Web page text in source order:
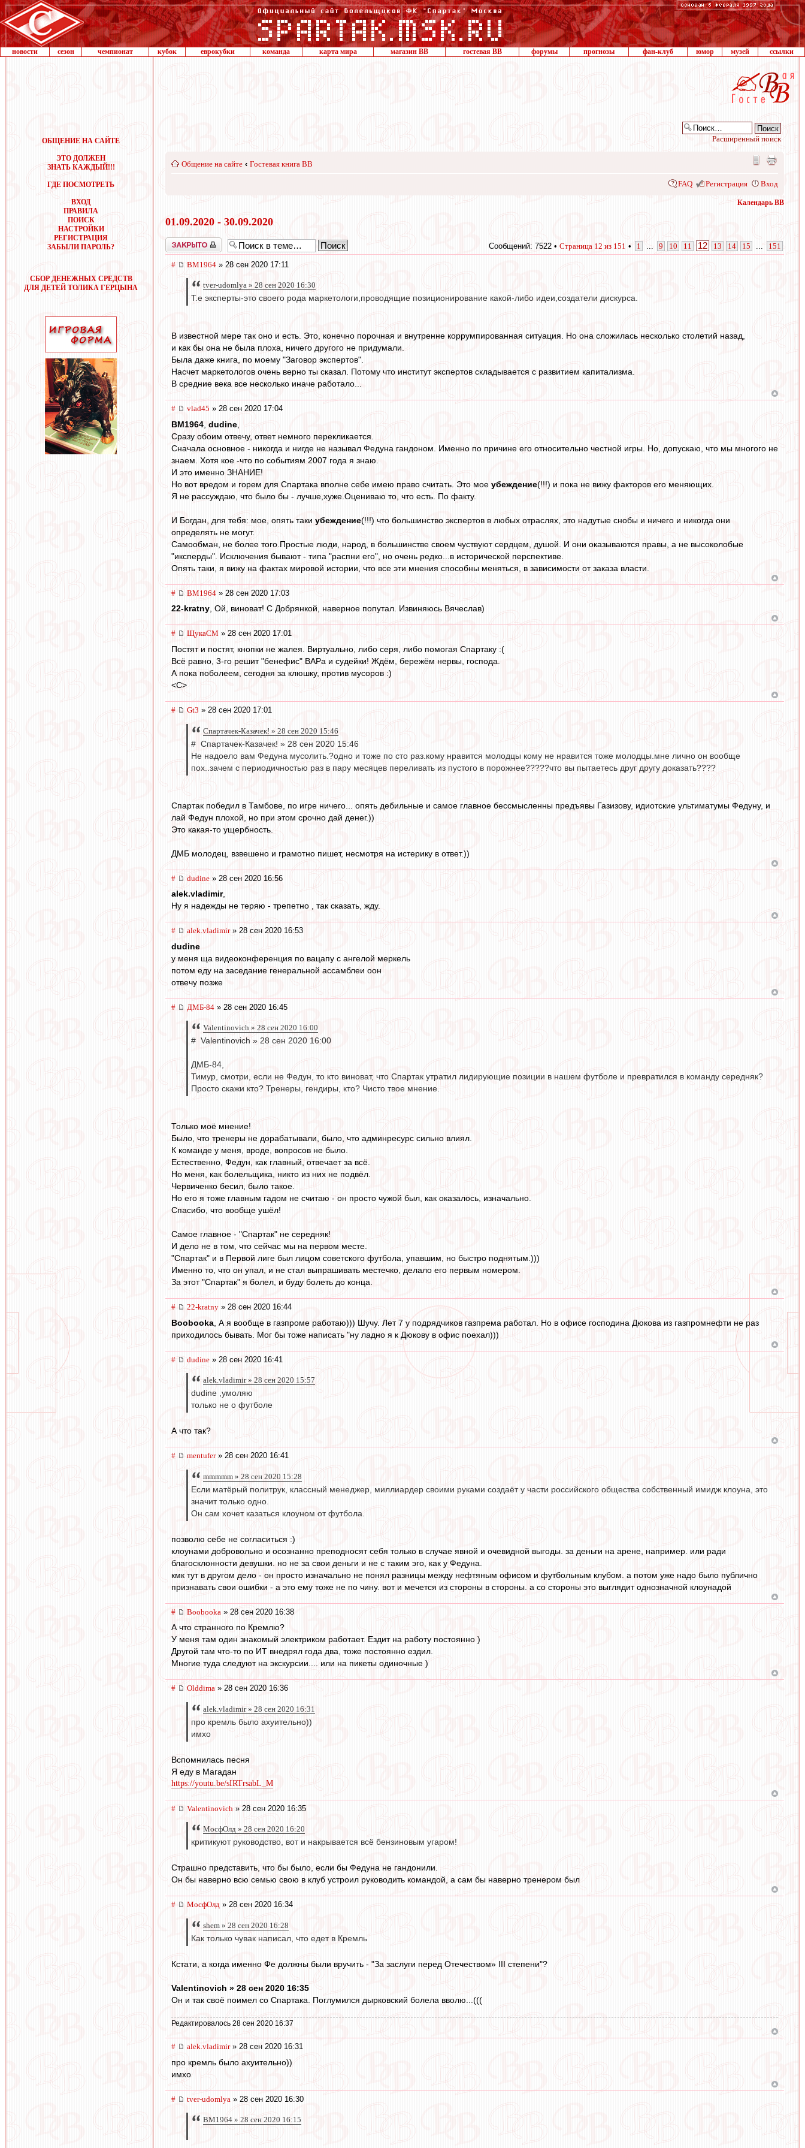
новости сезон чемпионат кубок еврокубки команда карта мира магазин ВВ гостевая ВВ форумы прогнозы фан-клуб юмор музей ссылки
ОБЩЕНИЕ НА САЙТЕ
ЭТО ДОЛЖЕН
ЗНАТЬ КАЖДЫЙ!!!
ГДЕ ПОСМОТРЕТЬ
ВХОД
ПРАВИЛА
ПОИСК
НАСТРОЙКИ
РЕГИСТРАЦИЯ
ЗАБЫЛИ ПАРОЛЬ?
СБОР ДЕНЕЖНЫХ СРЕДСТВ
ДЛЯ ДЕТЕЙ ТОЛИКА ГЕРЦЫНА
Расширенный поиск
Общение на сайте ‹ Гостевая книга ВВ
FAQ Регистрация Вход
Календарь ВВ
01.09.2020 - 30.09.2020
Закрыто Сообщений: 7522 • Страница 12 из 151 • 1 9 10 11 12 13 14 15 151
# BM1964 » 28 сен 2020 17:11
tver-udomlya » 28 сен 2020 16:30
Т.е эксперты-это своего рода маркетологи,проводящие позиционирование какой-либо идеи,создатели дискурса.
В известной мере так оно и есть. Это, конечно порочная и внутренне коррумпированная ситуация. Но она сложилась несколько столетий назад,
и как бы она не была плоха, ничего другого не придумали.
Была даже книга, по моему "Заговор экспертов".
Насчет маркетологов очень верно ты сказал. Потому что институт экспертов складывается с развитием капитализма.
В средние века все несколько иначе работало...
# vlad45 » 28 сен 2020 17:04
BM1964 dudine
Сразу обоим отвечу, ответ немного перекликается.
Сначала основное - никогда и нигде не называл Федуна гандоном. Именно по причине его относительно честной игры. Но, допускаю, что мы многого не
знаем. Хотя кое -что по событиям 2007 года я знаю.
И это именно ЗНАНИЕ!
Но вот вредом и горем для Спартака вполне себе имею право считать. Это мое убеждение(!!!) и пока не вижу факторов его меняющих.
Я не рассуждаю, что было бы - лучше,хуже.Оцениваю то, что есть. По факту.
И Богдан, для тебя: мое, опять таки убеждение(!!!) что большинство экспертов в любых отраслях, это надутые снобы и ничего и никогда они
определять не могут.
Самообман, не более того.Простые люди, народ, в большинстве своем чуствуют сердцем, душой. И они оказываются правы, а не высоколобые
"иксперды". Исключения бывают - типа "распни его", но очень редко...в исторической перспективе.
Опять таки, я вижу на фактах мировой истории, что все эти мнения способны меняться, в зависимости от заказа власти.
# BM1964 » 28 сен 2020 17:03
22-kratny, Ой, виноват! С Добрянкой, наверное попутал. Извиняюсь Вячеслав)
# ЩукаСМ » 28 сен 2020 17:01
Постят и постят, кнопки не жалея. Виртуально, либо серя, либо помогая Спартаку :(
Всё равно, 3-го решит "бенефис" ВАРа и судейки! Ждём, бережём нервы, господа.
А пока поболеем, сегодня за клюшку, против мусоров :)
<C>
# Gt3 » 28 сен 2020 17:01
Спартачек-Казачек! » 28 сен 2020 15:46
# Спартачек-Казачек! » 28 сен 2020 15:46
Не надоело вам Федуна мусолить.?одно и тоже по сто раз.кому нравится молодцы кому не нравится тоже молодцы.мне лично он вообще
пох..зачем с периодичностью раз в пару месяцев переливать из пустого в порожнее?????что вы пытаетесь друг другу доказать????
Спартак победил в Тамбове, по игре ничего... опять дебильные и самое главное бессмысленны предъявы Газизову, идиотские ультиматумы Федуну, и
лай Федун плохой, но при этом срочно дай денег.))
Это какая-то ущербность.
ДМБ молодец, взвешено и грамотно пишет, несмотря на истерику в ответ.))
# dudine » 28 сен 2020 16:56
alek.vladimir,
Ну я надежды не теряю - трепетно , так сказать, жду.
# alek.vladimir» 28 сен 2020 16:53
dudine
у меня ща видеоконференция по вацапу с ангелой меркель
потом еду на заседание генеральной ассамблеи оон
отвечу позже
# ДМБ-84 » 28 сен 2020 16:45
Valentinovich » 28 сен 2020 16:00
# Valentinovich » 28 сен 2020 16:00
ДМБ-84,
Тимур, смотри, если не Федун, то кто виноват, что Спартак утратил лидирующие позиции в нашем футболе и превратился в команду середняк?
Просто скажи кто? Тренеры, гендиры, кто? Чисто твое мнение.
Только моё мнение!
Было, что тренеры не дорабатывали, было, что админресурс сильно влиял.
К команде у меня, вроде, вопросов не было.
Естественно, Федун, как главный, отвечает за всё.
Но меня, как болельщика, никто из них не подвёл.
Червиченко бесил, было такое.
Но его я тоже главным гадом не считаю - он просто чужой был, как оказалось, изначально.
Спасибо, что вообще ушёл!
Самое главное - "Спартак" не середняк!
И дело не в том, что сейчас мы на первом месте.
"Спартак" и в Первой лиге был лицом советского футбола, упавшим, но быстро поднятым.)))
Именно то, что он упал, и не стал выпрашивать местечко, делало его первым номером.
За этот "Спартак" я болел, и буду болеть до конца.
# 22-kratny » 28 сен 2020 16:44
Boobooka , А я вообще в газпроме работаю))) Шучу. Лет 7 у подрядчиков газпрема работал. Но в офисе господина Дюкова из газпромнефти не раз
приходилось бывать. Мог бы тоже написать "ну ладно я к Дюкову в офис поехал)))
# dudine » 28 сен 2020 16:41
alek.vladimir » 28 сен 2020 15:57
dudine ,умоляю
только не о футболе
А что так?
# mentufer» 28 сен 2020 16:41
mmmmm » 28 сен 2020 15:28
Если матёрый политрук, классный менеджер, миллиардер своими руками создаёт у части российского общества собственный имидж клоуна, это
значит только одно.
Он сам хочет казаться клоуном от футбола.
позволю себе не согласиться :)
клоунами добровольно и осознанно преподносят себя только в случае явной и очевидной выгоды. за деньги на арене, например. или ради
благосклонности девушки. но не за свои деньги и не с таким эго, как у Федуна.
кмк тут в другом дело - он просто изначально не понял разницы между нефтяным офисом и футбольным клубом. а потом уже надо было публично
признавать свои ошибки - а это ему тоже не по чину. вот и мечется из стороны в стороны. а со стороны это выглядит однозначной клоунадой
# Boobooka » 28 сен 2020 16:38
А что странного по Кремлю?
У меня там один знакомый электриком работает. Ездит на работу постоянно )
Другой там что-то по ИТ внедрял года два, тоже постоянно ездил.
Многие туда следуют на экскурсии.... или на пикеты одиночные )
# Olddima » 28 сен 2020 16:36
alek.vladimir » 28 сен 2020 16:31
про кремль было ахуительно))
имхо
Вспомнилась песня
Я еду в Магадан
https://youtu.be/sIRTrsabL_M
# Valentinovich » 28 сен 2020 16:35
МосфОлд » 28 сен 2020 16:20
критикуют руководство, вот и накрывается всё бензиновым угаром!
Страшно представить, что бы было, если бы Федуна не гандонили.
Он бы наверно всю семью свою в клуб устроил руководить командой, а сам бы наверно тренером был
# МосфОлд » 28 сен 2020 16:34
shem » 28 сен 2020 16:28
Как только чувак написал, что едет в Кремль
Кстати, а когда именно Фе должны были вручить - "За заслуги перед Отечеством» III степени"?
Valentinovich » 28 сен 2020 16:35
Он и так своё поимел со Спартака. Поглумился дырковский болела вволю...(((
Редактировалось 28 сен 2020 16:37
# alek.vladimir» 28 сен 2020 16:31
про кремль было ахуительно))
имхо
# tver-udomlya » 28 сен 2020 16:30
BM1964 » 28 сен 2020 16:15